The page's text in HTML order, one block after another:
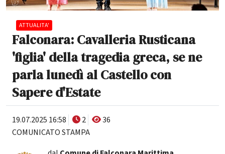
ATTUALITA'
Falconara: Cavalleria Rusticana
'figlia' della tragedia greca, se ne
parla lunedì al Castello con
Sapere d'Estate
19.07.2025 16:58 2
36
COMUNICATO STAMPA